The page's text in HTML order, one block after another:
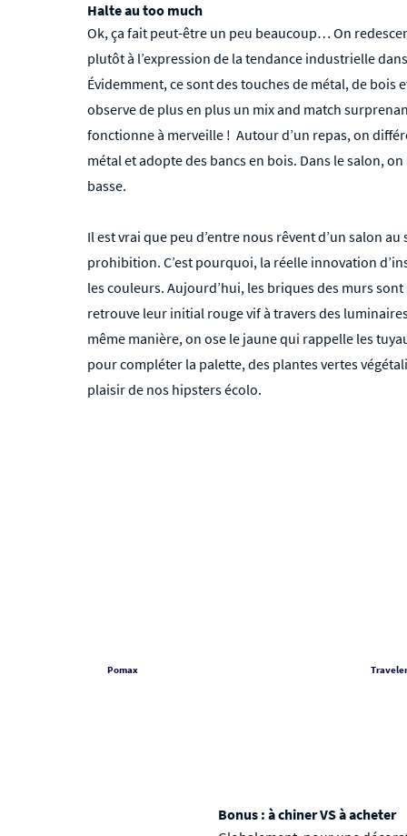
Halte au too much
Ok, ça fait peut-être un peu beaucoup… On
plutôt à l’expression de la tendance industrielle
Évidemment, ce sont des touches de métal, de bois
observe de plus en plus un mix and match
fonctionne à merveille ! Autour d’un repas, on
métal et adopte des bancs en bois. Dans le salon,
basse.
Il est vrai que peu d’entre nous rêvent d’un salon
prohibition. C’est pourquoi, la réelle innovation
les couleurs. Aujourd’hui, les briques des murs
retrouve leur initial rouge vif à travers des
même manière, on ose le jaune qui rappelle les
pour compléter la palette, des plantes vertes
plaisir de nos hipsters écolo.
Pomax
Bonus : à chiner VS à acheter